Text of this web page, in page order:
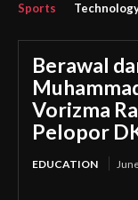
Sports
Berawal
Vorizma
Pelopor
EDUCATION